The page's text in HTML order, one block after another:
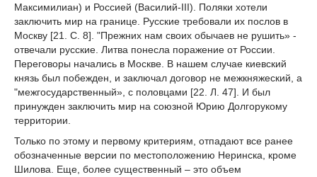
Максимилиан) и Россией (Василий-III). Поляки хотели
заключить мир на границе. Русские требовали их послов в
Москву [21. С. 8]. "Прежних нам своих обычаев не рушить» -
отвечали русские. Литва понесла поражение от России.
Переговоры начались в Москве. В нашем случае киевский
князь был побежден, и заключал договор не межкняжеский, а
"межгосударственный», с половцами [22. Л. 47]. И был
принужден заключить мир на союзной Юрию Долгорукому
территории.
Только по этому и первому критериям, отпадают все ранее
обозначенные версии по местоположению Неринска, кроме
Шилова. Еще, более существенный – это объем